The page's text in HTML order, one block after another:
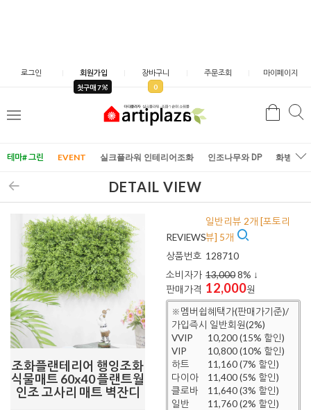
로그인 회원가입
첫구매 7
장바구니
0
주문조회 마이페이지
메
검
테마# 그린 EVENT 실크플라워 인테리어조화 인조나무와 DP 화병/화
DETAIL VIEW
조화플랜테리어 행잉조화
식물매트 60x40 플랜트월
인조 고사리 매트 벽잔디
REVIEWS
일반리뷰 2개 [포토리
뷰] 5개
상품번호 128710
소비자가 13,0008% ↓
판매가격 12,000원
※멤버쉽혜택가(판매가기준)/
가입즉시 일반회원(2%)
VVIP
10,200 (15% 할인)
VIP
10,800 (10% 할인)
하트
11,160 (7% 할인)
다이아
11,400 (5% 할인)
클로바
11,640 (3% 할인)
일반
11,760 (2% 할인)